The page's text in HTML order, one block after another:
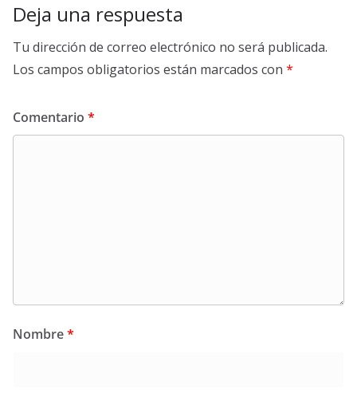
Deja una respuesta
Tu dirección de correo electrónico no será publicada.
Los campos obligatorios están marcados con *
Comentario *
Nombre*